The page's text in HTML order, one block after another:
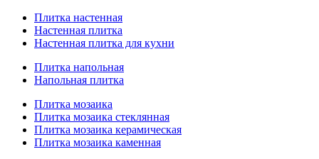
Плитка настенная
Настенная плитка
Настенная плитка для кухни
Плитка напольная
Напольная плитка
Плитка мозаика
Плитка мозаика стеклянная
Плитка мозаика керамическая
Плитка мозаика каменная